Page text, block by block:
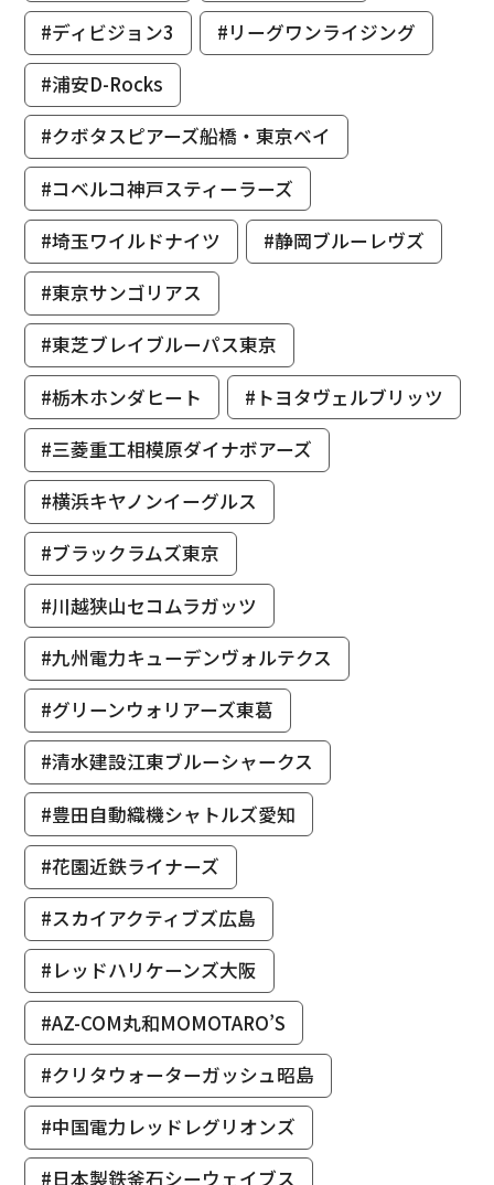
#ディビジョン3
#リーグワンライジング
#浦安D-Rocks
#クボタスピアーズ船橋・東京ベイ
#コベルコ神戸スティーラーズ
#埼玉ワイルドナイツ
#静岡ブルーレヴズ
#東京サンゴリアス
#東芝ブレイブルーパス東京
#栃木ホンダヒート
#トヨタヴェルブリッツ
#三菱重工相模原ダイナボアーズ
#横浜キヤノンイーグルス
#ブラックラムズ東京
#川越狭山セコムラガッツ
#九州電力キューデンヴォルテクス
#グリーンウォリアーズ東葛
#清水建設江東ブルーシャークス
#豊田自動織機シャトルズ愛知
#花園近鉄ライナーズ
#スカイアクティブズ広島
#レッドハリケーンズ大阪
#AZ-COM丸和MOMOTARO’S
#クリタウォーターガッシュ昭島
#中国電力レッドレグリオンズ
#日本製鉄釜石シーウェイブス